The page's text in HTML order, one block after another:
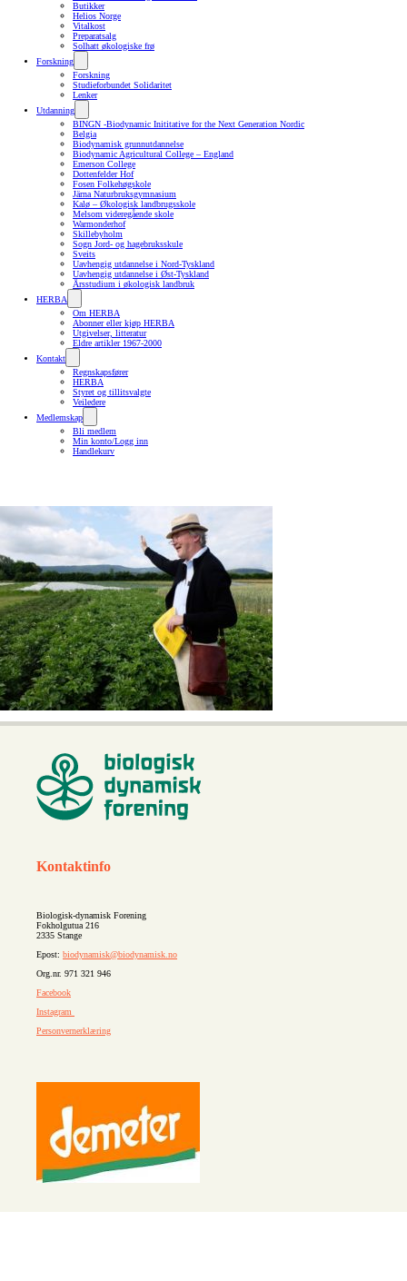
Butikker
Helios Norge
Vitalkost
Preparatsalg
Solhatt økologiske frø
Forskning
Forskning
Studieforbundet Solidaritet
Lenker
Utdanning
BINGN -Biodynamic Inititative for the Next Generation Nordic
Belgia
Biodynamisk grunnutdannelse
Biodynamic Agricultural College – England
Emerson College
Dottenfelder Hof
Fosen Folkehøgskole
Järna Naturbruksgymnasium
Kalø – Økologisk landbrugsskole
Melsom videregående skole
Warmonderhof
Skillebyholm
Sogn Jord- og hagebruksskule
Sveits
Uavhengig utdannelse i Nord-Tyskland
Uavhengig utdannelse i Øst-Tyskland
Årsstudium i økologisk landbruk
HERBA
Om HERBA
Abonner eller kjøp HERBA
Utgivelser, litteratur
Eldre artikler 1967-2000
Kontakt
Regnskapsfører
HERBA
Styret og tillitsvalgte
Veiledere
Medlemskap
Bli medlem
Min konto/Logg inn
Handlekurv
Kontaktinfo
Biologisk-dynamisk Forening
Fokholgutua 216
2335 Stange
Epost: biodynamisk@biodynamisk.no
Org.nr. 971 321 946
Facebook
Instagram
Personvernerklæring